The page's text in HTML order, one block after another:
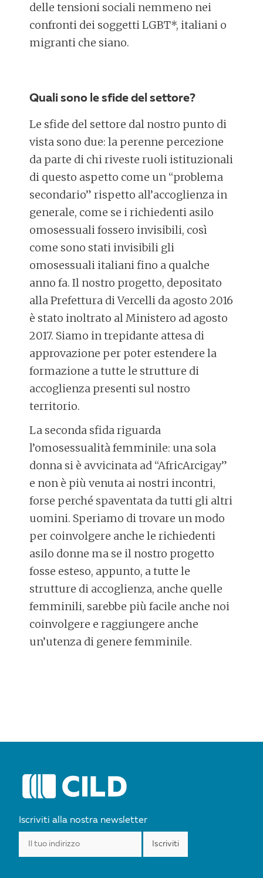
delle tensioni sociali nemmeno nei
confronti dei soggetti LGBT*, italiani o
migranti che siano.
Quali sono le sfide del settore?
Le sfide del settore dal nostro punto di
vista sono due: la perenne percezione
da parte di chi riveste ruoli istituzionali
di questo aspetto come un “problema
secondario” rispetto all’accoglienza in
generale, come se i richiedenti asilo
omosessuali fossero invisibili, così
come sono stati invisibili gli
omosessuali italiani fino a qualche
anno fa. Il nostro progetto, depositato
alla Prefettura di Vercelli da agosto 2016
è stato inoltrato al Ministero ad agosto
2017. Siamo in trepidante attesa di
approvazione per poter estendere la
formazione a tutte le strutture di
accoglienza presenti sul nostro
territorio.
La seconda sfida riguarda
l’omosessualità femminile: una sola
donna si è avvicinata ad “AfricArcigay”
e non è più venuta ai nostri incontri,
forse perché spaventata da tutti gli altri
uomini. Speriamo di trovare un modo
per coinvolgere anche le richiedenti
asilo donne ma se il nostro progetto
fosse esteso, appunto, a tutte le
strutture di accoglienza, anche quelle
femminili, sarebbe più facile anche noi
coinvolgere e raggiungere anche
un’utenza di genere femminile.
POST
Iscriviti alla nostra newsletter